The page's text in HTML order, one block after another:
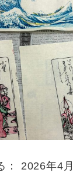
： 2026年4